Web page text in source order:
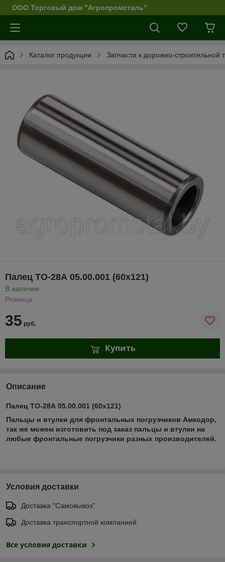
ООО Торговый дом "Агропромсталь"
Каталог продукции Запчасти к дорожно-строительной
Палец ТО-28А 05.00.001 (60х121)
В наличии
Розница
35 руб.
Купить
Описание
Палец ТО-28А 05.00.001 (60х121)
Пальцы и втулки для фронтальных погрузчиков Амкодор,
так же можем изготовить под заказ пальцы и втулки на
любые фронтальные погрузчики разных производителей.
Условия доставки
Доставка "Самовывоз"
Доставка транспортной компанией
Все условия доставки